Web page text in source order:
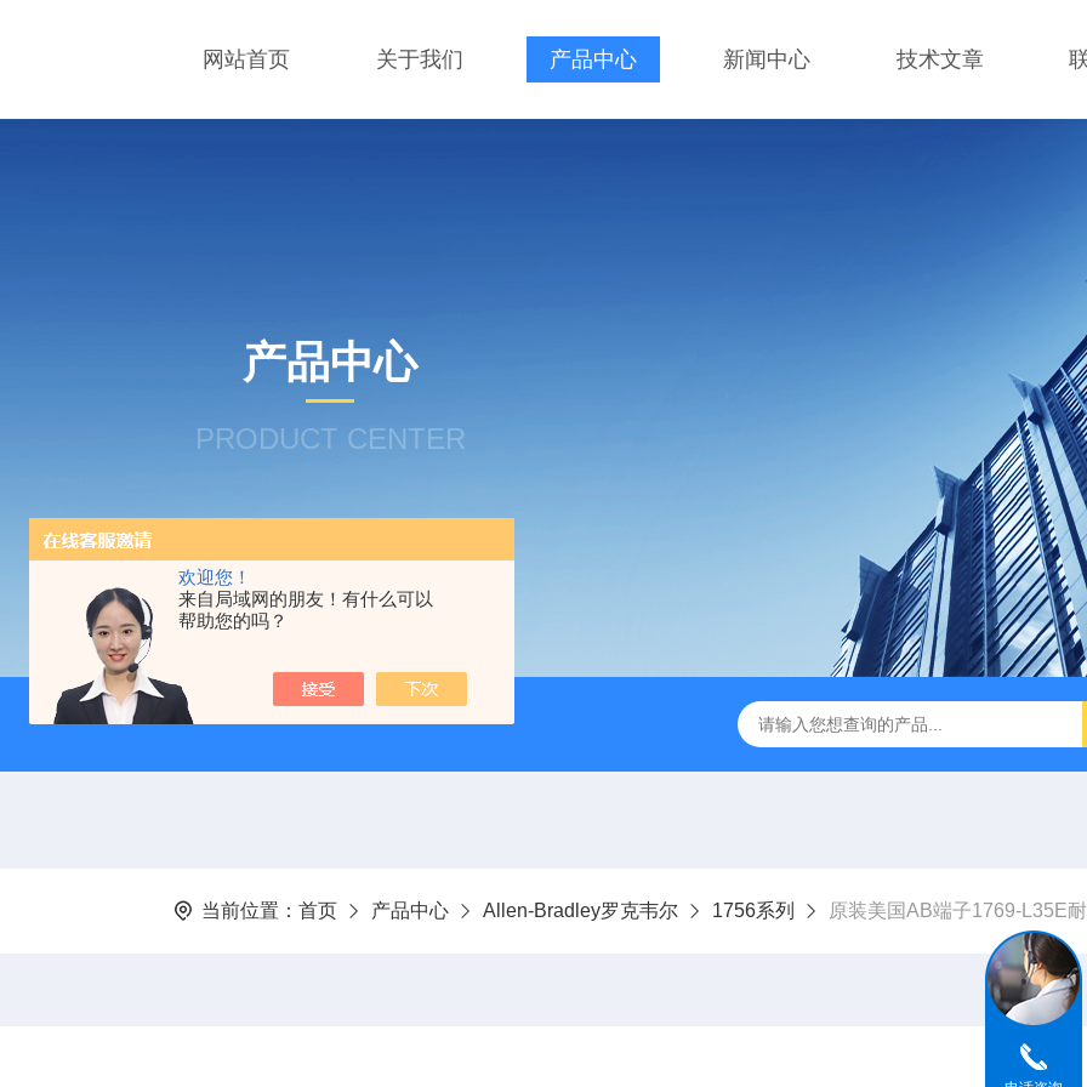
欢迎您！
来自局域网的朋友！有什么可以
帮助您的吗？
网站首页 关于我们 产品中心 新闻中心 技术文章
产品中心
PRODUCT CENTER
当前位置： 首页 产品中心 Allen-Bradley罗克韦尔 1756系列 原装美国AB端子1769-L35E